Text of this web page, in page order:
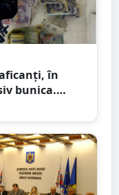
în
bunica.